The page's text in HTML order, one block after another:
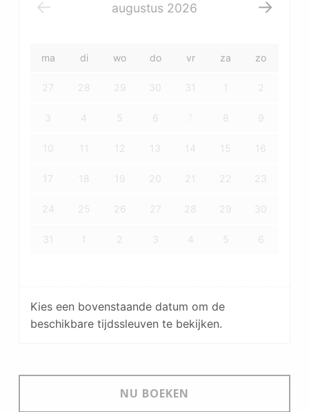
augustus 2026
ma di wo do vr za zo
27 28 29 30 31 1 2
3 4 5 6 7 8 9
10 11 12 13 14 15 16
17 18 19 20 21 22 23
24 25 26 27 28 29 30
31 1 2 3 4 5 6
Kies een bovenstaande datum om de
beschikbare tijdssleuven te bekijken.
NU BOEKEN